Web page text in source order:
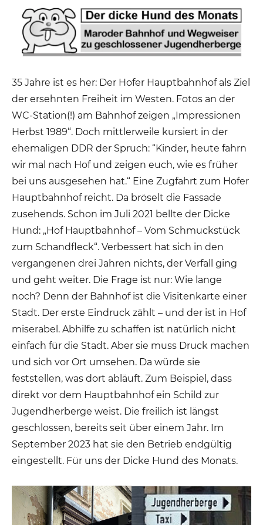
35 Jahre ist es her: Der Hofer Hauptbahnhof als Ziel
der ersehnten Freiheit im Westen. Fotos an der
WC-Station(!) am Bahnhof zeigen „Impressionen
Herbst 1989“. Doch mittlerweile kursiert in der
ehemaligen DDR der Spruch: “Kinder, heute fahrn
wir mal nach Hof und zeigen euch, wie es früher
bei uns ausgesehen hat.“ Eine Zugfahrt zum Hofer
Hauptbahnhof reicht. Da bröselt die Fassade
zusehends. Schon im Juli 2021 bellte der Dicke
Hund: „Hof Hauptbahnhof – Vom Schmuckstück
zum Schandfleck“. Verbessert hat sich in den
vergangenen drei Jahren nichts, der Verfall ging
und geht weiter. Die Frage ist nur: Wie lange
noch? Denn der Bahnhof ist die Visitenkarte einer
Stadt. Der erste Eindruck zählt – und der ist in Hof
miserabel. Abhilfe zu schaffen ist natürlich nicht
einfach für die Stadt. Aber sie muss Druck machen
und sich vor Ort umsehen. Da würde sie
feststellen, was dort abläuft. Zum Beispiel, dass
direkt vor dem Hauptbahnhof ein Schild zur
Jugendherberge weist. Die freilich ist längst
geschlossen, bereits seit über einem Jahr. Im
September 2023 hat sie den Betrieb endgültig
eingestellt. Für uns der Dicke Hund des Monats.